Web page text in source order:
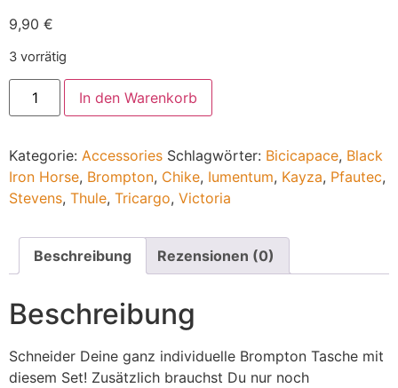
9,90 €
3 vorrätig
In den Warenkorb
Kategorie: Accessories Schlagwörter: Bicicapace, Black
Iron Horse, Brompton, Chike, Iumentum, Kayza, Pfautec,
Stevens, Thule, Tricargo, Victoria
Beschreibung Rezensionen (0)
Beschreibung
Schneider Deine ganz individuelle Brompton Tasche mit
diesem Set! Zusätzlich brauchst Du nur noch